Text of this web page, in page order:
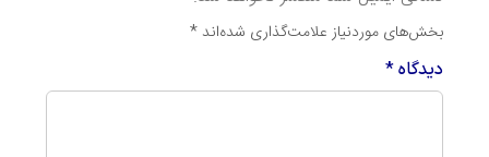
بخش‌های موردنیاز علامت‌گذاری شده‌اند *
دیدگاه*